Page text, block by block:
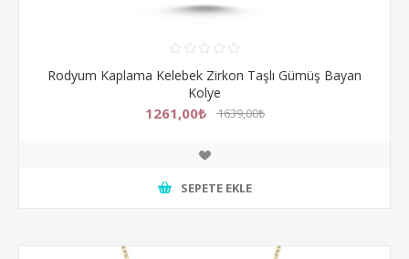
Rodyum Kaplama Kelebek Zirkon Taşlı Gümüş Bayan
Kolye
1261,00₺ 1639,00₺
SEPETE EKLE